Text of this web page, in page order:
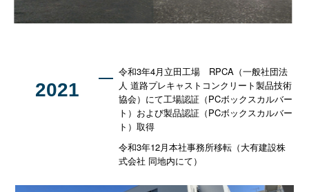
2021
令和3年4月立田工場 RPCA（一般社団法
人 道路プレキャストコンクリート製品技術
協会）にて工場認証（PCボックスカルバー
ト）および製品認証（PCボックスカルバー
ト）取得
令和3年12月本社事務所移転（大有建設株
式会社 同地内にて）